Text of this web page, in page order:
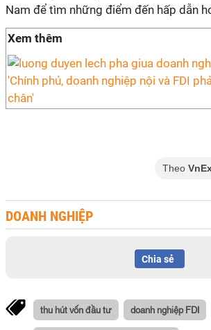
Nam để tìm những điểm đến hấp dẫn
Xem thêm
'Chính phủ, doanh nghiệp nội và FDI
chân'
Theo
DOANH NGHIỆP
Chia sẻ
thu hút vốn đầu tư doanh nghiệp FDI